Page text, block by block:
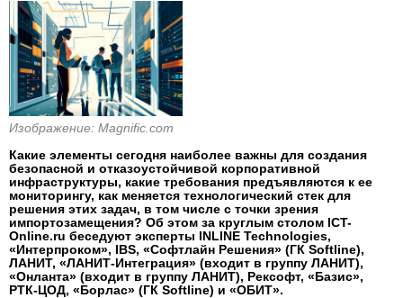
Изображение: Magnific.com
Какие элементы сегодня наиболее важны для создания
безопасной и отказоустойчивой корпоративной
инфраструктуры, какие требования предъявляются к ее
мониторингу, как меняется технологический стек для
решения этих задач, в том числе с точки зрения
импортозамещения? Об этом за круглым столом ICT-
Online.ru беседуют эксперты INLINE Technologies,
«Интерпроком», IBS, «Софтлайн Решения» (ГК Softline),
ЛАНИТ, «ЛАНИТ-Интеграция» (входит в группу ЛАНИТ),
«Онланта» (входит в группу ЛАНИТ), Рексофт, «Базис»,
РТК-ЦОД, «Борлас» (ГК Softline) и «ОБИТ».